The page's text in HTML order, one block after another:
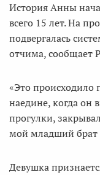
История Анны
всего 15 лет. На
подвергалась
отчима, сообщает
«Это происходило
наедине, когда он
прогулки,
мой младший брат
Девушка